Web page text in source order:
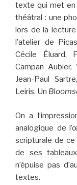
texte qui met en
théâtral : une
lors de la
l’atelier de
Cécile Éluard,
Campan
Jean-Paul
Leiris. Un
On a
analogique de
scripturale de ce
de ses
n’épuise pas
textes.